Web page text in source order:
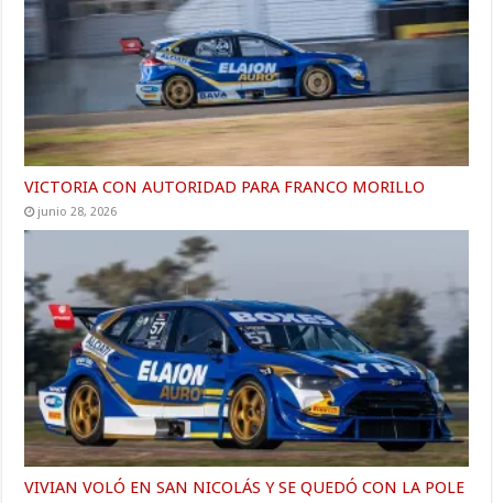
VICTORIA CON AUTORIDAD PARA FRANCO MORILLO
junio 28, 2026
VIVIAN VOLÓ EN SAN NICOLÁS Y SE QUEDÓ CON LA POLE